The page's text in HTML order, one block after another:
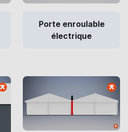
Porte enroulable
électrique